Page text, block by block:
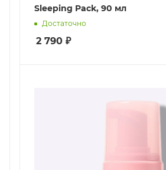
Sleeping Pack, 90 мл
Достаточно
2 790 ₽